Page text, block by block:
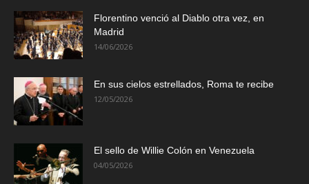
Florentino venció al Diablo otra vez, en
Madrid
14/06/2026
En sus cielos estrellados, Roma te recibe
12/05/2026
El sello de Willie Colón en Venezuela
04/05/2026